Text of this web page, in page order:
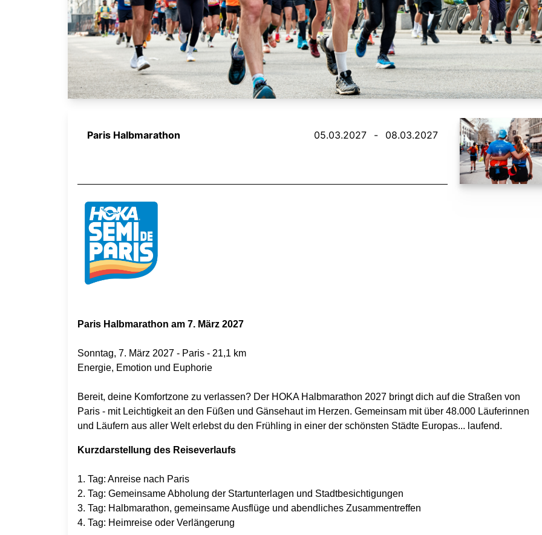
Paris Halbmarathon 05.03.2027 - 08.03.2027
Paris Halbmarathon am 7. März 2027
Sonntag, 7. März 2027 - Paris - 21,1 km
Energie, Emotion und Euphorie
Bereit, deine Komfortzone zu verlassen? Der HOKA Halbmarathon 2027 bringt dich auf die Straßen von
Paris - mit Leichtigkeit an den Füßen und Gänsehaut im Herzen. Gemeinsam mit über 48.000 Läuferinnen
und Läufern aus aller Welt erlebst du den Frühling in einer der schönsten Städte Europas... laufend.
Kurzdarstellung des Reiseverlaufs
1. Tag: Anreise nach Paris
2. Tag: Gemeinsame Abholung der Startunterlagen und Stadtbesichtigungen
3. Tag: Halbmarathon, gemeinsame Ausflüge und abendliches Zusammentreffen
4. Tag: Heimreise oder Verlängerung